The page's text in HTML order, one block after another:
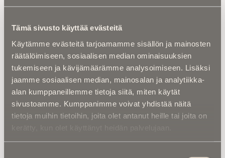
Tämä sivusto käyttää evästeitä
Käytämme evästeitä tarjoamamme sisällön ja mainosten
räätälöimiseen, sosiaalisen median ominaisuuksien
tukemiseen ja kävijämäärämme analysoimiseen. Lisäksi
jaamme sosiaalisen median, mainosalan ja analytiikka-
alan kumppaneillemme tietoja siitä, miten käytät
sivustoamme. Kumppanimme voivat yhdistää näitä
tietoja muihin tietoihin, joita olet antanut heille tai joita on
pääasiassa Yhdysvaltain etelävaltioissa, mutta
verkostoihin.
Rengasala on ennen kaikkea suhteiden ja
logistiikan liiketoimintaa, ja Dunlap kuului niihin
harvoihin vanhan liiton toimijoihin, jotka kykenivät
pitämään itsenäisen tukkuliikkeen miljardiluokassa
aikana, jolloin ala keskittyi yhä suurempien
pörssiyhtiöiden käsiin.
Myös suomalaisille rengasalan ammattilaisille